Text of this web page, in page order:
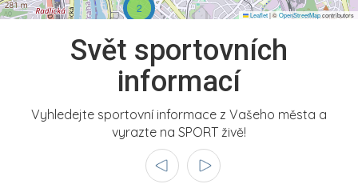
2
Leaflet|©OpenStreetMapcontributors
Svět sportovních
informací
Vyhledejte sportovní informace z Vašeho města a
vyrazte na SPORT živě!